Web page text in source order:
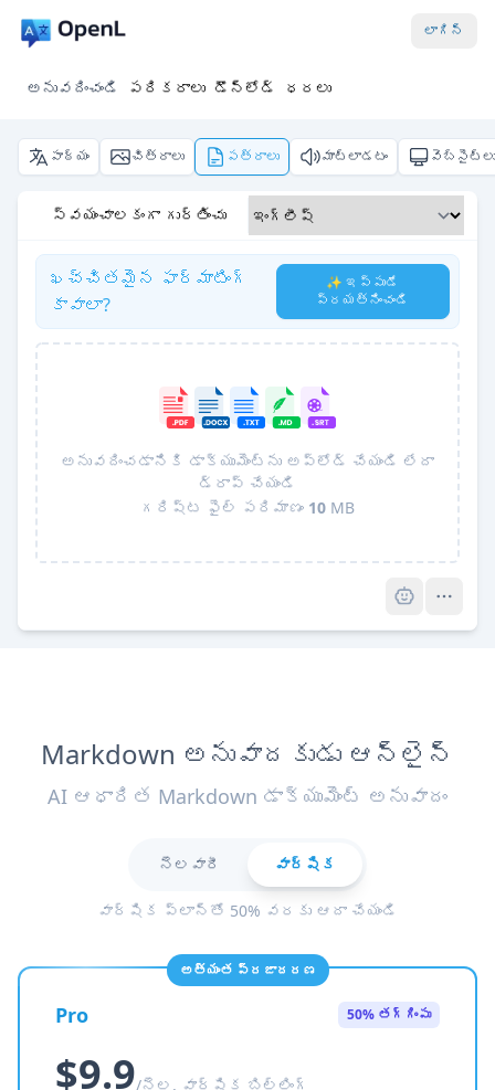
లాగిన్
అనువదించండి పరికరాలు డౌన్‌లోడ్ ధరలు
పాఠ్యం చిత్రాలు పత్రాలు మాట్లాడటం వెబ్‌సైట్లు
స్వయంచాలకంగా గుర్తించు
ఖచ్చితమైన ఫార్మాటింగ్
కావాలా?
✨ ఇప్పుడే
ప్రయత్నించండి
అనువదించడానికి డాక్యుమెంట్‌ను అప్‌లోడ్ చేయండి లేదా
డ్రాప్ చేయండి
గరిష్ట ఫైల్ పరిమాణం 10 MB
Markdown అనువాదకుడు ఆన్‌లైన్
AI ఆధారిత Markdown డాక్యుమెంట్ అనువాదం
నెలవారీ వార్షిక
వార్షిక ప్లాన్‌తో 50% వరకు ఆదా చేయండి
అత్యంత ప్రజాదరణ
Pro 50% తగ్గింపు
$9.9/నెల, వార్షిక బిల్లింగ్